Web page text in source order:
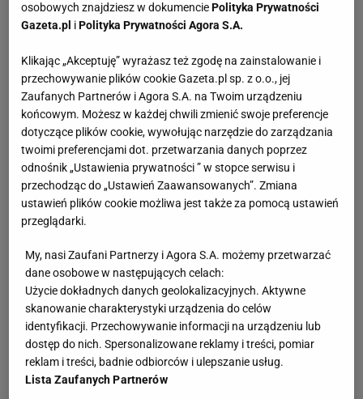
osobowych znajdziesz w dokumenciePolityka Prywatności
Gazeta.pl iPolityka Prywatności Agora S.A.
Klikając „Akceptuję” wyrażasz też zgodę na zainstalowanie i
przechowywanie plików cookie Gazeta.pl sp. z o.o., jej
Zaufanych Partnerów i Agora S.A. na Twoim urządzeniu
końcowym. Możesz w każdej chwili zmienić swoje preferencje
dotyczące plików cookie, wywołując narzędzie do zarządzania
twoimi preferencjami dot. przetwarzania danych poprzez
odnośnik „Ustawienia prywatności ” w stopce serwisu i
przechodząc do „Ustawień Zaawansowanych”. Zmiana
ustawień plików cookie możliwa jest także za pomocą ustawień
przeglądarki.
My, nasi Zaufani Partnerzy i Agora S.A. możemy przetwarzać
dane osobowe w następujących celach:
Użycie dokładnych danych geolokalizacyjnych. Aktywne
skanowanie charakterystyki urządzenia do celów
identyfikacji. Przechowywanie informacji na urządzeniu lub
dostęp do nich. Spersonalizowane reklamy i treści, pomiar
reklam i treści, badnie odbiorców i ulepszanie usług.
Lista Zaufanych Partnerów